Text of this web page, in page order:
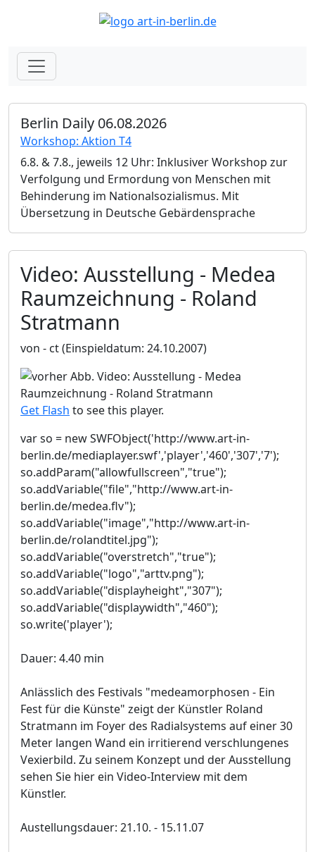
Berlin Daily 06.08.2026
Workshop: Aktion T4
6.8. & 7.8., jeweils 12 Uhr: Inklusiver Workshop zur
Verfolgung und Ermordung von Menschen mit
Behinderung im Nationalsozialismus. Mit
Übersetzung in Deutsche Gebärdensprache
Video: Ausstellung - Medea
Raumzeichnung - Roland
Stratmann
von - ct(Einspieldatum: 24.10.2007)
Get Flash to see this player.
var so = new SWFObject('http://www.art-in-
berlin.de/mediaplayer.swf','player','460','307','7');
so.addParam("allowfullscreen","true");
so.addVariable("file","http://www.art-in-
berlin.de/medea.flv");
so.addVariable("image","http://www.art-in-
berlin.de/rolandtitel.jpg");
so.addVariable("overstretch","true");
so.addVariable("logo","arttv.png");
so.addVariable("displayheight","307");
so.addVariable("displaywidth","460");
so.write('player');
Dauer: 4.40 min
Anlässlich des Festivals "medeamorphosen - Ein
Fest für die Künste" zeigt der Künstler Roland
Stratmann im Foyer des Radialsystems auf einer 30
Meter langen Wand ein irritierend verschlungenes
Vexierbild. Zu seinem Konzept und der Ausstellung
sehen Sie hier ein Video-Interview mit dem
Künstler.
Austellungsdauer: 21.10. - 15.11.07